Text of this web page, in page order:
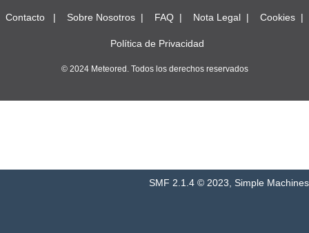
Contacto Sobre Nosotros FAQ Nota Legal Cookies
Política de Privacidad
© 2024 Meteored. Todos los derechos reservados
SMF 2.1.4 © 2023 Simple Machines